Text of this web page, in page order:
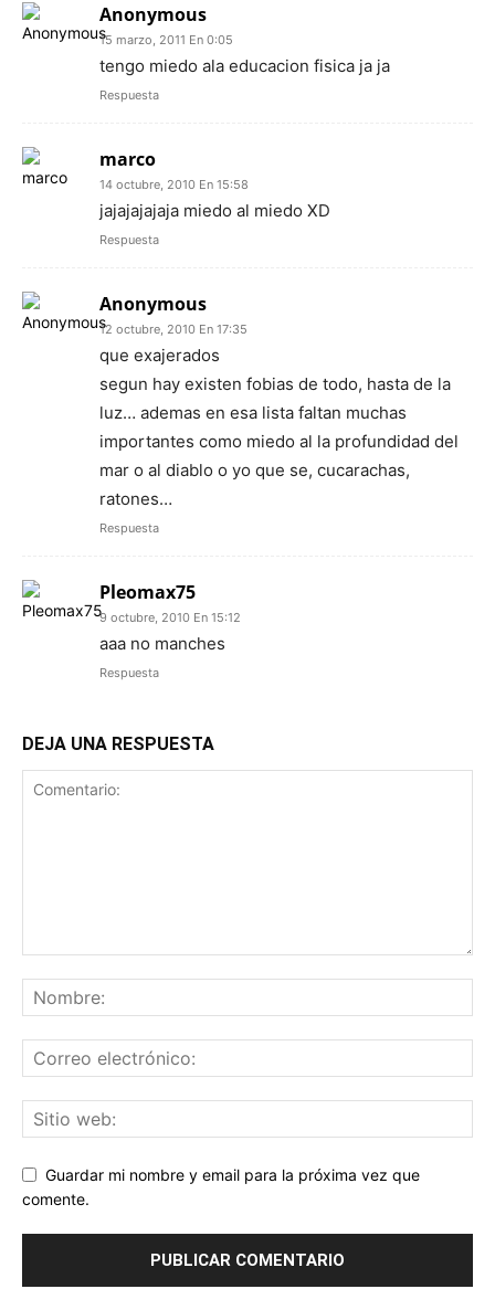
Anonymous
15 marzo, 2011 En 0:05
tengo miedo ala educacion fisica ja ja
Respuesta
marco
14 octubre, 2010 En 15:58
jajajajajaja miedo al miedo XD
Respuesta
Anonymous
12 octubre, 2010 En 17:35
que exajerados
segun hay existen fobias de todo, hasta de la
luz… ademas en esa lista faltan muchas
importantes como miedo al la profundidad del
mar o al diablo o yo que se, cucarachas,
ratones…
Respuesta
Pleomax75
9 octubre, 2010 En 15:12
aaa no manches
Respuesta
DEJA UNA RESPUESTA
Guardar mi nombre y email para la próxima vez que
comente.